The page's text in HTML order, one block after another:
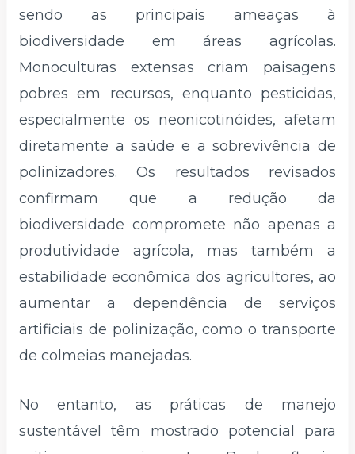
sendo as principais ameaças à
biodiversidade em áreas agrícolas.
Monoculturas extensas criam paisagens
pobres em recursos, enquanto pesticidas,
especialmente os neonicotinóides, afetam
diretamente a saúde e a sobrevivência de
polinizadores. Os resultados revisados
confirmam que a redução da
biodiversidade compromete não apenas a
produtividade agrícola, mas também a
estabilidade econômica dos agricultores, ao
aumentar a dependência de serviços
artificiais de polinização, como o transporte
de colmeias manejadas.
No entanto, as práticas de manejo
sustentável têm mostrado potencial para